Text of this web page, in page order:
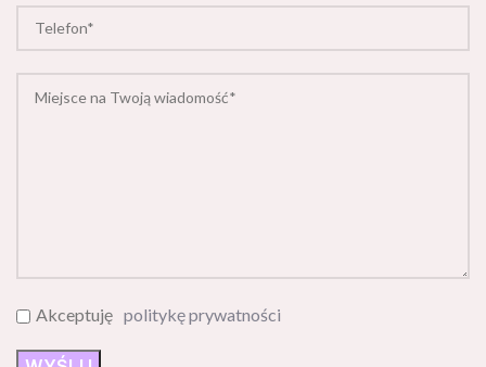
Akceptuję politykę prywatności